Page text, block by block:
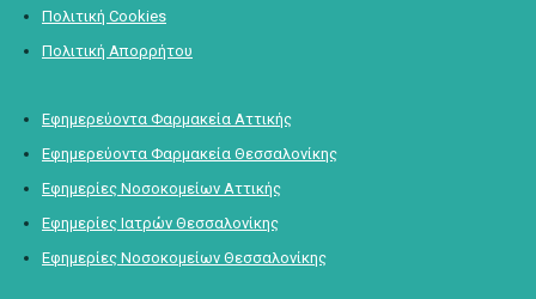
Πολιτική Cookies
Πολιτική Απορρήτου
Εφημερεύοντα Φαρμακεία Αττικής
Εφημερεύοντα Φαρμακεία Θεσσαλονίκης
Εφημερίες Νοσοκομείων Αττικής
Εφημερίες Ιατρών Θεσσαλονίκης
Εφημερίες Νοσοκομείων Θεσσαλονίκης